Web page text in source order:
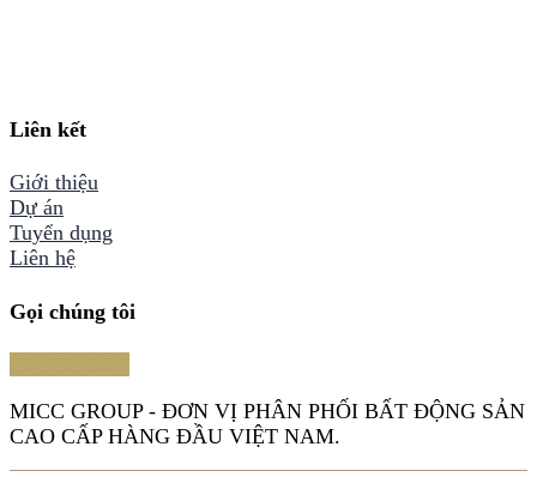
Liên kết
Giới thiệu
Dự án
Tuyển dụng
Liên hệ
Gọi chúng tôi
MICC GROUP - ĐƠN VỊ PHÂN PHỐI BẤT ĐỘNG SẢN
CAO CẤP HÀNG ĐẦU VIỆT NAM.